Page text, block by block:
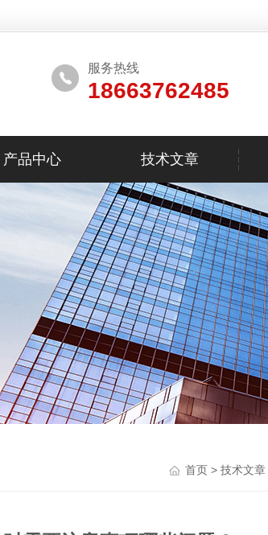
服务热线
18663762485
产品中心 技术文章
首页 > 技术文章